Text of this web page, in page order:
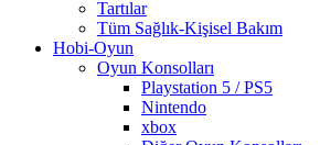
Tartılar
Tüm Sağlık-Kişisel Bakım
Hobi-Oyun
Oyun Konsolları
Playstation 5 / PS5
Nintendo
xbox